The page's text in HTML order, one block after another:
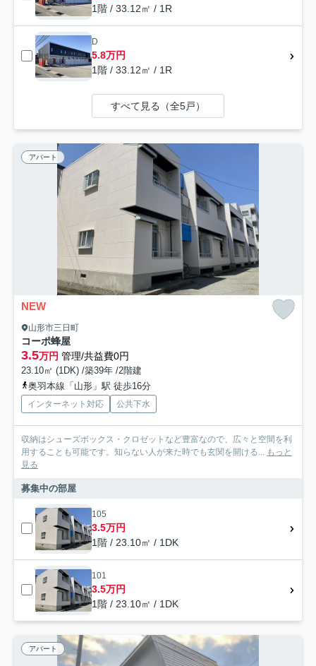
1階 / 33.12㎡ / 1R
D
5.8万円
1階 / 33.12㎡ / 1R
すべて見る（全5戸）
アパート
NEW
山形市三日町
コーポ蜂屋
3.5万円 管理/共益費0円
23.10㎡ (1DK) /築39年 /2階建
奥羽本線「山形」駅 徒歩16分
インターネット対応 公共下水
収納はシューズボックス・クロゼットなど豊富なので、広々と空間を利
用することも可能です。知らない人が来た時でも玄関を開ける...
もっと
見る
募集中の部屋
105
3.5万円
1階 / 23.10㎡ / 1DK
101
3.5万円
1階 / 23.10㎡ / 1DK
アパート